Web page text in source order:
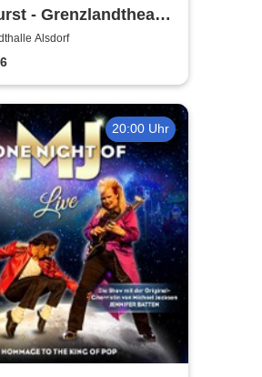
- Grenzlandtheater
Alsdorf
20:00 Uhr